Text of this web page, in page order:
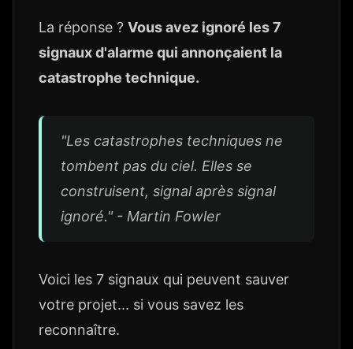
La réponse ? Vous avez ignoré les 7
signaux d'alarme qui annonçaient la
catastrophe technique.
"Les catastrophes techniques ne
tombent pas du ciel. Elles se
construisent, signal après signal
ignoré." - Martin Fowler
Voici les 7 signaux qui peuvent sauver
votre projet... si vous savez les
reconnaître.